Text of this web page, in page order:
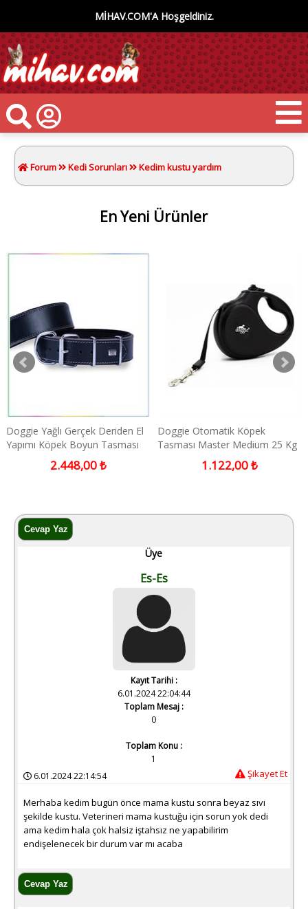
MİHAV.COM'A Hoşgeldiniz.
Forum Kedi Sorunları Kedim kustu yardım
En Yeni Ürünler
Doggie Yağlı Gerçek Deriden El
Yapımı Köpek Boyun Tasması
Black 6x65-75cm2.448,00 ₺
Doggie Otomatik Köpek
Tasması Master Medium 25 Kg
5 Mt Siyah1.122,00 ₺
Üye
Es-Es
Kayıt Tarihi :
6.01.2024 22:04:44
Toplam Mesaj :
0
Toplam Konu :
1
6.01.2024 22:14:54
Şikayet Et
Merhaba kedim bugün önce mama kustu sonra beyaz sıvı
şekilde kustu. Veterineri mama kustuğu için sorun yok dedi
ama kedim hala çok halsiz iştahsız ne yapabilirim
endişelenecek bir durum var mı acaba